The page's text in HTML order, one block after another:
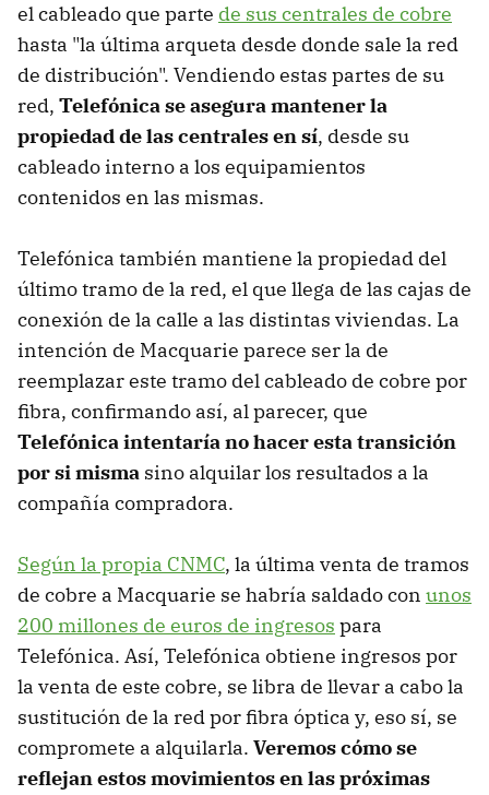
el cableado que parte de sus centrales de cobre
hasta "la última arqueta desde donde sale la red
de distribución". Vendiendo estas partes de su
red, Telefónica se asegura mantener la
propiedad de las centrales en sí, desde su
cableado interno a los equipamientos
contenidos en las mismas.
Telefónica también mantiene la propiedad del
último tramo de la red, el que llega de las cajas de
conexión de la calle a las distintas viviendas. La
intención de Macquarie parece ser la de
reemplazar este tramo del cableado de cobre por
fibra, confirmando así, al parecer, que
Telefónica intentaría no hacer esta transición
por si misma sino alquilar los resultados a la
compañía compradora.
Según la propia CNMC, la última venta de tramos
de cobre a Macquarie se habría saldado con unos
200 millones de euros de ingresos para
Telefónica. Así, Telefónica obtiene ingresos por
la venta de este cobre, se libra de llevar a cabo la
sustitución de la red por fibra óptica y, eso sí, se
compromete a alquilarla. Veremos cómo se
reflejan estos movimientos en las próximas